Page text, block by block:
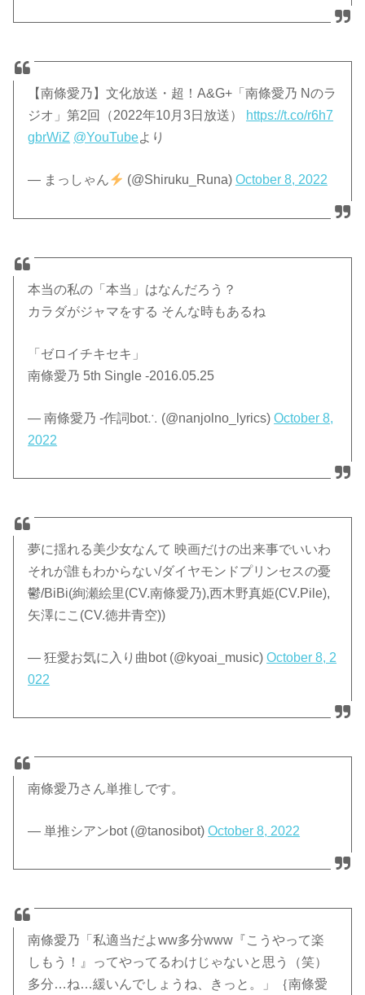
【南條愛乃】文化放送・超！A&G+「南條愛乃 Nのラ
ジオ」第2回（2022年10月3日放送）
https://t.co/r6h7
gbrWiZ @YouTubeより
— まっしゃん (@Shiruku_Runa) October 8, 2022
本当の私の「本当」はなんだろう？
カラダがジャマをする そんな時もあるね
「ゼロイチキセキ」
南條愛乃 5th Single -2016.05.25
— 南條愛乃 -作詞bot∴ (@nanjolno_lyrics)October 8,
2022
夢に揺れる美少女なんて 映画だけの出来事でいいわ
それが誰もわからない/ダイヤモンドプリンセスの憂
鬱/BiBi(絢瀬絵里(CV.南條愛乃),西木野真姫(CV.Pile),
矢澤にこ(CV.徳井青空))
— 狂愛お気に入り曲bot (@kyoai_music)October 8, 2
022
南條愛乃さん単推しです。
— 単推シアンbot (@tanosibot)October 8, 2022
南條愛乃「私適当だよww多分www『こうやって楽
しもう！』ってやってるわけじゃないと思う（笑）
多分…ね…緩いんでしょうね、きっと。」｛南條愛